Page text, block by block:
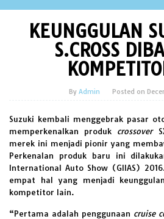
KEUNGGULAN
S.CROSS
By Admin Posted on
Suzuki kembali menggebrak pasar
memperkenalkan produk crossover
merek ini menjadi pionir yang
Perkenalan produk baru ini
International Auto Show (GIIAS)
empat hal yang menjadi
kompetitor lain.
“Pertama adalah penggunaan cruise